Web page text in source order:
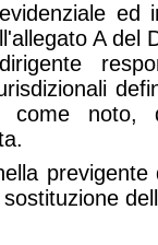
ed
A del
noto,
previgente